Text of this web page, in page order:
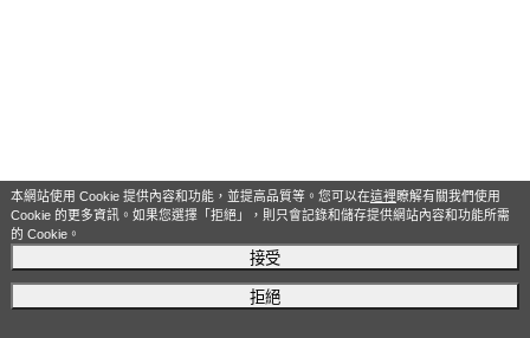
本網站使用 Cookie 提供內容和功能，並提高品質等。您可以在這裡瞭解有關我們使用
Cookie 的更多資訊。如果您選擇「拒絕」，則只會記錄和儲存提供網站內容和功能所需
的 Cookie。
接受
拒絕